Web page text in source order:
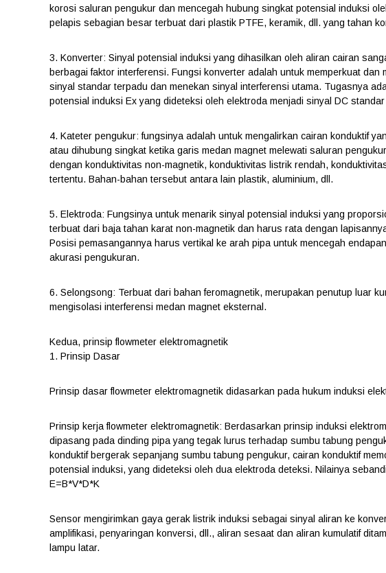
korosi saluran pengukur dan mencegah hubung singkat potensial induksi
pelapis sebagian besar terbuat dari plastik PTFE, keramik, dll. yang tahan
3. Konverter: Sinyal potensial induksi yang dihasilkan oleh aliran cairan
berbagai faktor interferensi. Fungsi konverter adalah untuk memperkuat
sinyal standar terpadu dan menekan sinyal interferensi utama. Tugasnya
potensial induksi Ex yang dideteksi oleh elektroda menjadi sinyal DC
4. Kateter pengukur: fungsinya adalah untuk mengalirkan cairan konduktif
atau dihubung singkat ketika garis medan magnet melewati saluran
dengan konduktivitas non-magnetik, konduktivitas listrik rendah,
tertentu. Bahan-bahan tersebut antara lain plastik, aluminium, dll.
5. Elektroda: Fungsinya untuk menarik sinyal potensial induksi yang
terbuat dari baja tahan karat non-magnetik dan harus rata dengan
Posisi pemasangannya harus vertikal ke arah pipa untuk mencegah
akurasi pengukuran.
6. Selongsong: Terbuat dari bahan feromagnetik, merupakan penutup luar
mengisolasi interferensi medan magnet eksternal.
Kedua, prinsip flowmeter elektromagnetik
1. Prinsip Dasar
Prinsip dasar flowmeter elektromagnetik didasarkan pada hukum induksi
Prinsip kerja flowmeter elektromagnetik: Berdasarkan prinsip induksi
dipasang pada dinding pipa yang tegak lurus terhadap sumbu tabung
konduktif bergerak sepanjang sumbu tabung pengukur, cairan konduktif
potensial induksi, yang dideteksi oleh dua elektroda deteksi. Nilainya
E=B*V*D*K
Sensor mengirimkan gaya gerak listrik induksi sebagai sinyal aliran ke
amplifikasi, penyaringan konversi, dll., aliran sesaat dan aliran kumulatif
lampu latar.